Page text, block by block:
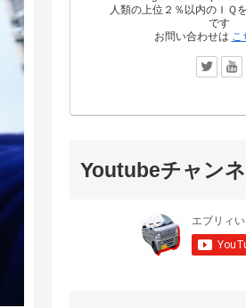
人類の上位２％以内のＩＱ
です
お問い合わせは こ
Youtubeチャン